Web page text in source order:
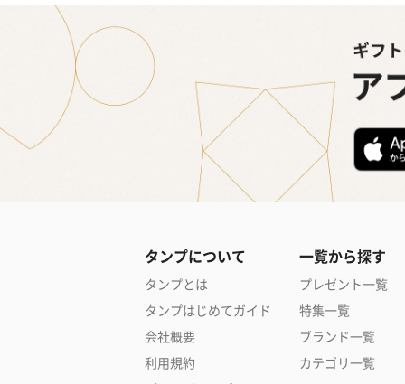
タンプについて
タンプとは
タンプはじめてガイド
会社概要
利用規約
一覧から探す
プレゼント一覧
特集一覧
ブランド一覧
カテゴリ一覧